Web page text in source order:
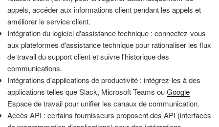
appels, accéder aux informations client pendant les appels et
améliorer le service client.
Intégration du logiciel d'assistance technique : connectez-vous
aux plateformes d'assistance technique pour rationaliser les flux
de travail du support client et suivre l'historique des
communications.
Intégrations d'applications de productivité : intégrez-les à des
applications telles que Slack, Microsoft Teams ouGoogle
Espace de travail pour unifier les canaux de communication.
Accès API : certains fournisseurs proposent des API (interfaces